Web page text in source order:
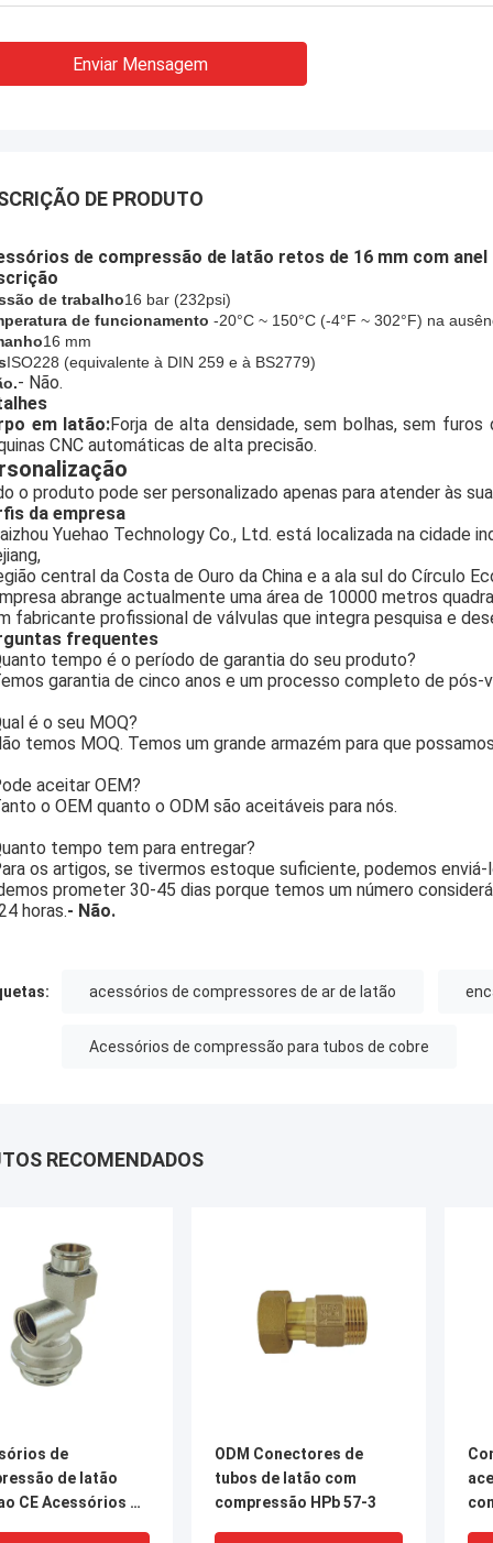
Enviar Mensagem
DE PRODUTO
de compressão de latão retos de 16 mm com anel
de trabalho16 bar (232psi)
de funcionamento -20°C ~ 150°C (-4°F ~ 302°F) na
16 mm
ISO228 (equivalente à DIN 259 e à BS2779)
- Não.
em latão:Forja de alta densidade, sem bolhas, sem
CNC automáticas de alta precisão.
o produto pode ser personalizado apenas para atender às
da empresa
Yuehao Technology Co., Ltd. está localizada na cidade
central da Costa de Ouro da China e a ala sul do Círculo
abrange actualmente uma área de 10000 metros
fabricante profissional de válvulas que integra pesquisa e
frequentes
tempo é o período de garantia do seu produto?
garantia de cinco anos e um processo completo de pós-
é o seu MOQ?
temos MOQ. Temos um grande armazém para que
aceitar OEM?
o OEM quanto o ODM são aceitáveis para nós.
tempo tem para entregar?
os artigos, se tivermos estoque suficiente, podemos
prometer 30-45 dias porque temos um número
horas.- Não.
acessórios de compressores de ar de latão
Acessórios de compressão para tubos de cobre
RECOMENDADOS
de
de latão
CE Acessórios de
ODM Conectores de
tubos de latão com
compressão HPb 57-3